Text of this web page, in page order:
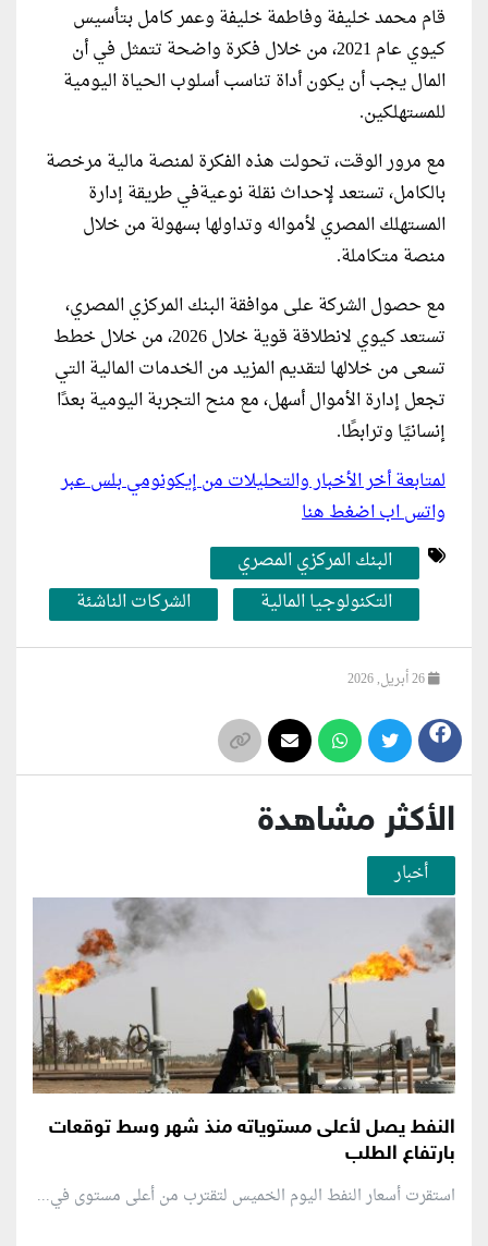
قام محمد خليفة وفاطمة خليفة وعمر كامل بتأسيس
كيوي عام 2021، من خلال فكرة واضحة تتمثل في أن
المال يجب أن يكون أداة تناسب أسلوب الحياة اليومية
للمستهلكين.
مع مرور الوقت، تحولت هذه الفكرة لمنصة مالية مرخصة
بالكامل، تستعد لإحداث نقلة نوعيةفي طريقة إدارة
المستهلك المصري لأمواله وتداولها بسهولة من خلال
منصة متكاملة.
مع حصول الشركة على موافقة البنك المركزي المصري،
تستعد كيوي لانطلاقة قوية خلال 2026، من خلال خطط
تسعى من خلالها لتقديم المزيد من الخدمات المالية التي
تجعل إدارة الأموال أسهل، مع منح التجربة اليومية بعدًا
إنسانيًا وترابطًا.
لمتابعة أخر الأخبار والتحليلات من إيكونومي بلس عبر
واتس اب اضغط هنا
البنك المركزي المصري
التكنولوجيا المالية
الشركات الناشئة
الأكثر مشاهدة
أخبار
النفط يصل لأعلى مستوياته منذ شهر وسط توقعات
بارتفاع الطلب
استقرت أسعار النفط اليوم الخميس لتقترب من أعلى مستوى في...